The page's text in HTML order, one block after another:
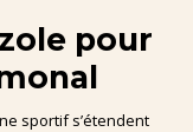
pour
sportif s’étendent